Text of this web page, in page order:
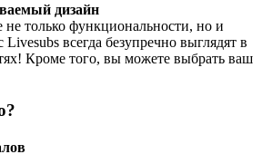
дизайн
только функциональности, но и
всегда безупречно выглядят в
Кроме того, вы можете выбрать ваш